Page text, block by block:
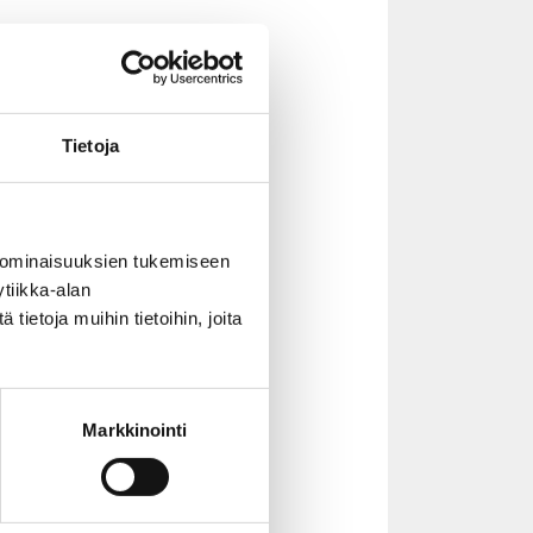
Tietoja
tukemiseen
alan
tietoja muihin tietoihin, joita
Markkinointi